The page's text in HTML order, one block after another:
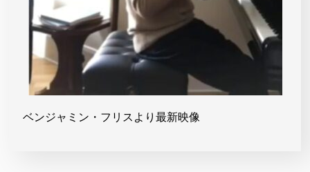
ベンジャミン・フリスより最新映像